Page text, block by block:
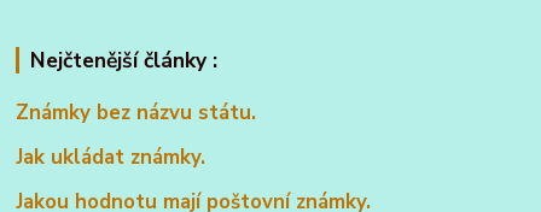
Nejčtenější články :
Známky bez názvu státu.
Jak ukládat známky.
Jakou hodnotu mají poštovní známky.